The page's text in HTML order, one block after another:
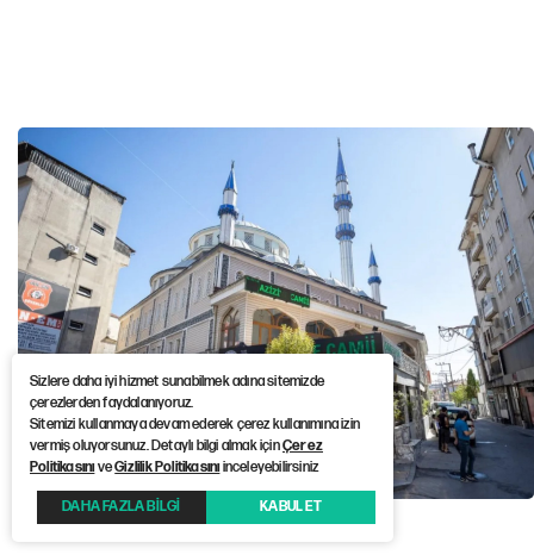
Sizlere daha iyi hizmet sunabilmek adına sitemizde
çerezlerden faydalanıyoruz.
Sitemizi kullanmaya devam ederek çerez kullanımına izin
vermiş oluyorsunuz. Detaylı bilgi almak içinÇerez
PolitikasınıveGizlilik Politikasınıinceleyebilirsiniz
DAHA FAZLA BİLGİ KABUL ET